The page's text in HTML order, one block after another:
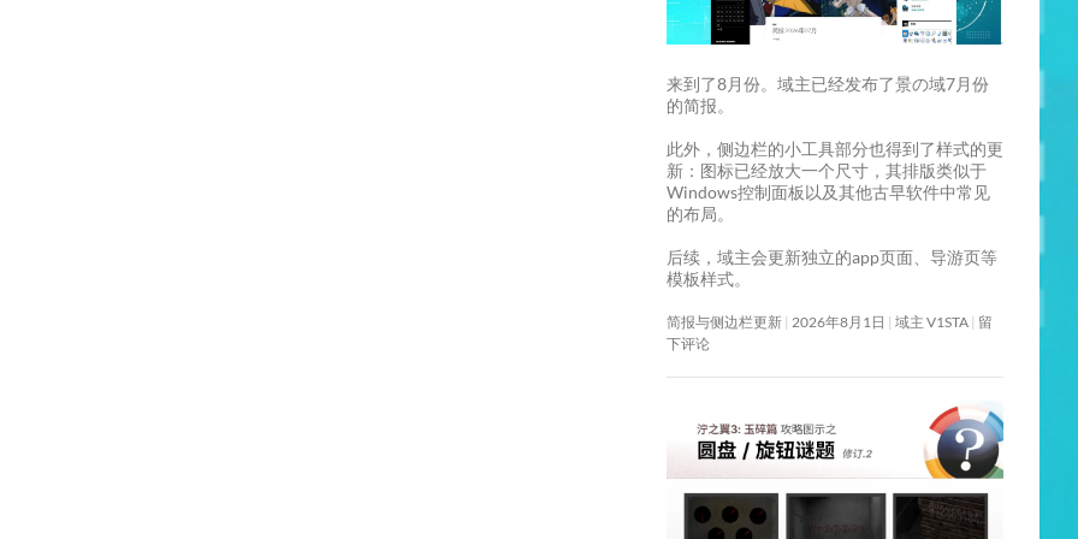
来到了8月份。域主已经发布了景の域7月份
的简报。
此外，侧边栏的小工具部分也得到了样式的更
新：图标已经放大一个尺寸，其排版类似于
Windows控制面板以及其他古早软件中常见
的布局。
后续，域主会更新独立的app页面、导游页等
模板样式。
简报与侧边栏更新 2026年8月1日 域主 V1STA 留
下评论